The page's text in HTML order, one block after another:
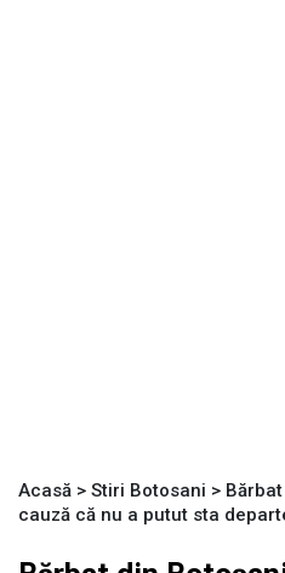
Acasă > Stiri Botosani >
cauză că nu a putut sta